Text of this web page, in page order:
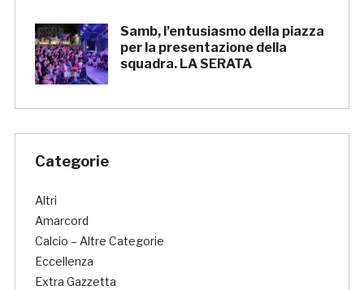
Samb, l’entusiasmo della piazza
per la presentazione della
squadra. LA SERATA
Categorie
Altri
Amarcord
Calcio – Altre Categorie
Eccellenza
Extra Gazzetta